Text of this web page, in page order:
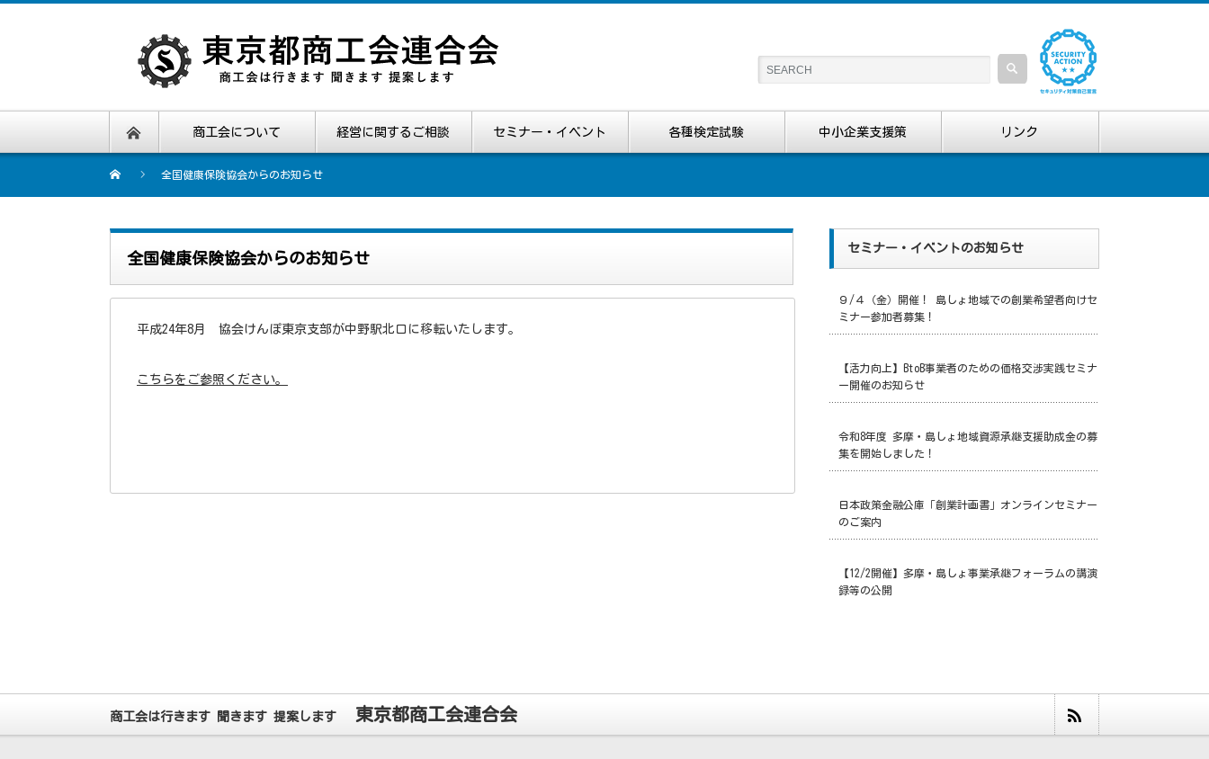
商工会について 経営に関するご相談 セミナー・イベント 各種検定試験 中小企業支援策 リンク
全国健康保険協会からのお知らせ
全国健康保険協会からのお知らせ
平成24年8月 協会けんぽ東京支部が中野駅北口に移転いたします。
こちらをご参照ください。
セミナー・イベントのお知らせ
９/４（金）開催！ 島しょ地域での創業希望者向けセ
ミナー参加者募集！
【活力向上】BtoB事業者のための価格交渉実践セミナ
ー開催のお知らせ
令和8年度 多摩・島しょ地域資源承継支援助成金の募
集を開始しました！
日本政策金融公庫「創業計画書」オンラインセミナー
のご案内
【12/2開催】多摩・島しょ事業承継フォーラムの講演
録等の公開
商工会は行きます 聞きます 提案します 東京都商工会連合会